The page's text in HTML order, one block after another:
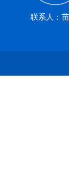
联系人